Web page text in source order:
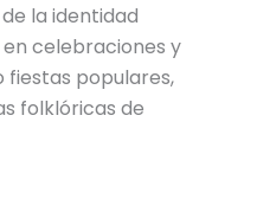
la identidad
celebraciones y
fiestas populares,
folklóricas de